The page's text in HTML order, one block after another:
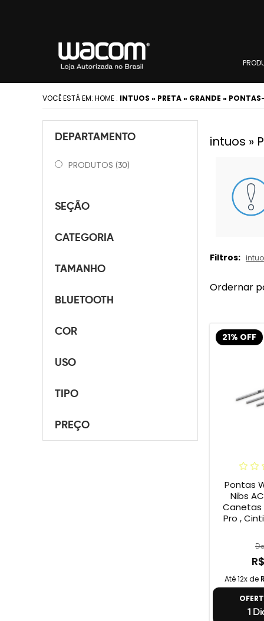
VOCÊ ESTÁ EM: HOME . INTUOS » PRETA » GRANDE »
DEPARTAMENTO
PRODUTOS (30)
SEÇÃO
CATEGORIA
TAMANHO
BLUETOOTH
COR
USO
TIPO
PREÇO
intuos »
Filtros:
Ordernar
21% OFF
Pontas
Nibs
Canetas
Pro ,
Até 12x de
1